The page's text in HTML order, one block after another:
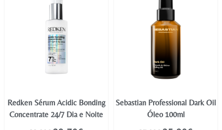
Redken Sérum Acidic Bonding
Concentrate 24/7 Dia e Noite
Sebastian Professional Dark Oil
Óleo 100ml